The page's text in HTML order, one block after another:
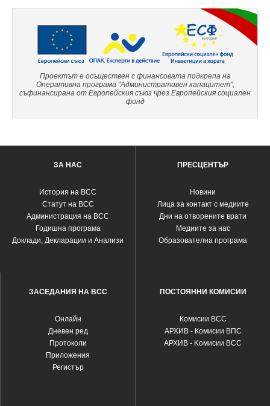
Проектът е осъществен с финансовата подкрепа на
Оперативна програма "Административен капацитет",
съфинансирана от Европейския съюз чрез Европейския социален
фонд
ЗА НАС
История на ВСС
Статут на ВСС
Администрация на ВСС
Годишна програма
Доклади, Декларации и Анализи
ПРЕСЦЕНТЪР
Новини
Лица за контакт с медиите
Дни на отворените врати
Медиите за нас
Образователна програма
ЗАСЕДАНИЯ НА ВСС
Oнлайн
Дневен ред
Протоколи
Приложения
Регистър
ПОСТОЯННИ КОМИСИИ
Комисии ВСС
АРХИВ - Комисии ВПС
АРХИВ - Kомисии ВСС